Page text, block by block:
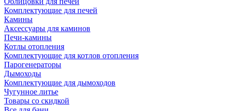
Комплектующие для печей
Камины
Аксессуары для каминов
Печи-камины
Котлы отопления
Комплектующие для котлов отопления
Парогенераторы
Дымоходы
Комплектующие для дымоходов
Чугунное литье
Товары со скидкой